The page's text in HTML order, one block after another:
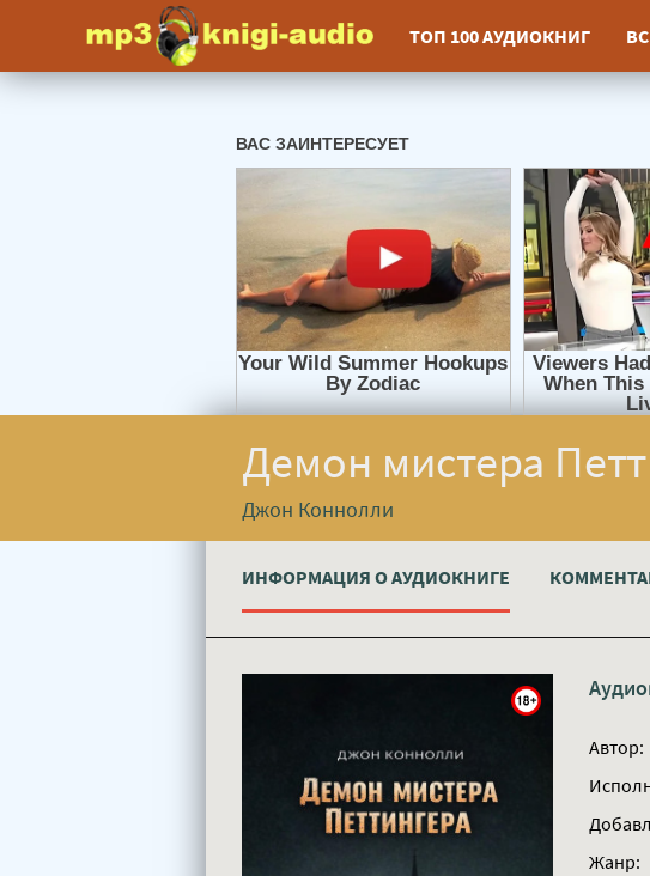
ТОП 100 АУДИОКНИГ
Демон мистера
Джон Коннолли
ИНФОРМАЦИЯ О АУДИОКНИГЕ
Автор:
Жанр: